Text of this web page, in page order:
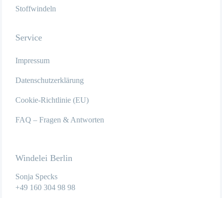
Stoffwindeln
Service
Impressum
Datenschutzerklärung
Cookie-Richtlinie (EU)
FAQ – Fragen & Antworten
Windelei Berlin
Sonja Specks
+49 160 304 98 98